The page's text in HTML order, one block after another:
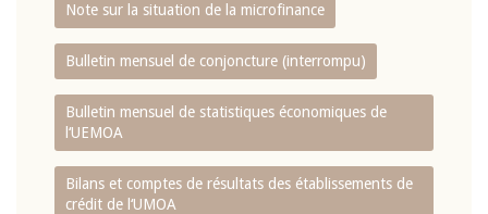
Note sur la situation de la microfinance
Bulletin mensuel de conjoncture (interrompu)
Bulletin mensuel de statistiques économiques de
l‘UEMOA
Bilans et comptes de résultats des établissements de
crédit de l‘UMOA